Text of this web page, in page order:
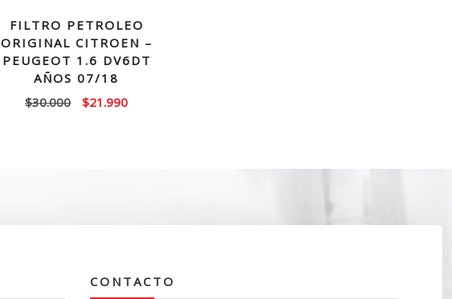
FILTRO PETROLEO
ORIGINAL CITROEN –
PEUGEOT 1.6 DV6DT
AÑOS 07/18
$30.000
El
$21.990El
CONTACTO